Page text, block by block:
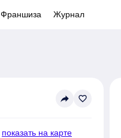
Франшиза Журнал
reply favorite_border
показать на карте